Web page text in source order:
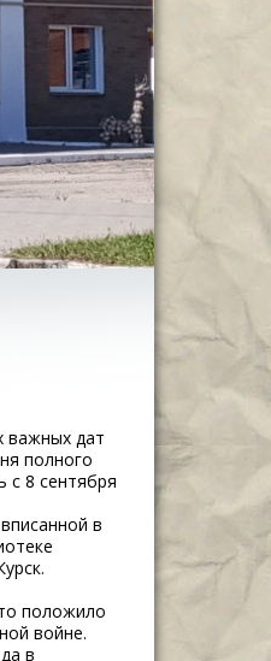
важных дат
полного
с 8 сентября
в
положило
войне.
в